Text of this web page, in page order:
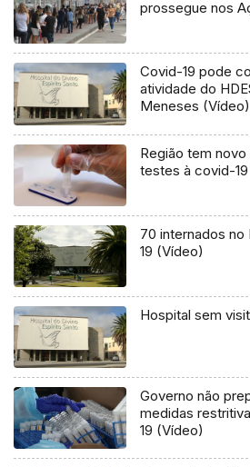
prossegue nos
Covid-19 pode
atividade do
Meneses (Vídeo)
Região tem
testes à covid-
70 internados
19 (Vídeo)
Hospital sem
Governo não
medidas
19 (Vídeo)